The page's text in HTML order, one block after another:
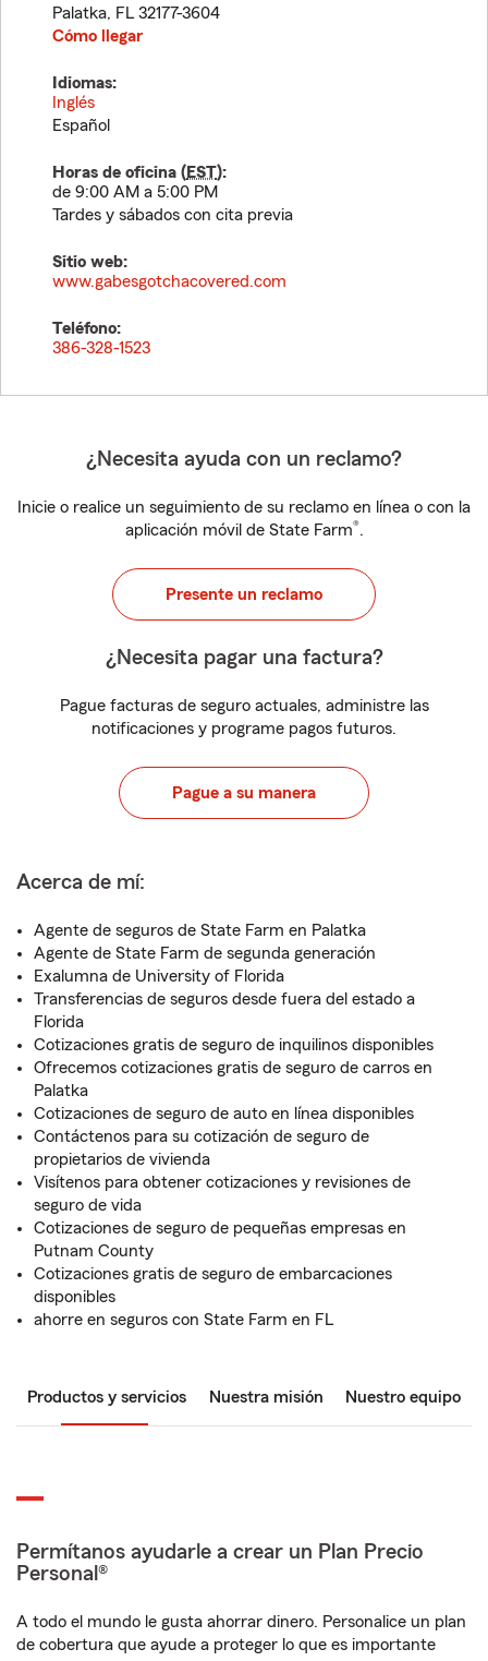
Palatka, FL 32177-3604
Cómo llegar
Idiomas:
Inglés
Español
Horas de oficina (EST):
de 9:00 AM a 5:00 PM
Tardes y sábados con cita previa
Sitio web:
www.gabesgotchacovered.com
Teléfono:
386-328-1523
¿Necesita ayuda con un reclamo?
Inicie o realice un seguimiento de su reclamo en línea o con la
aplicación móvil de State Farm®.
Presente un reclamo
¿Necesita pagar una factura?
Pague facturas de seguro actuales, administre las
notificaciones y programe pagos futuros.
Pague a su manera
Acerca de mí:
Agente de seguros de State Farm en Palatka
Agente de State Farm de segunda generación
Exalumna de University of Florida
Transferencias de seguros desde fuera del estado a
Florida
Cotizaciones gratis de seguro de inquilinos disponibles
Ofrecemos cotizaciones gratis de seguro de carros en
Palatka
Cotizaciones de seguro de auto en línea disponibles
Contáctenos para su cotización de seguro de
propietarios de vivienda
Visítenos para obtener cotizaciones y revisiones de
seguro de vida
Cotizaciones de seguro de pequeñas empresas en
Putnam County
Cotizaciones gratis de seguro de embarcaciones
disponibles
ahorre en seguros con State Farm en FL
Productos y servicios Nuestra misión Nuestro equipo
Permítanos ayudarle a crear un Plan Precio
Personal®
A todo el mundo le gusta ahorrar dinero. Personalice un plan
de cobertura que ayude a proteger lo que es importante